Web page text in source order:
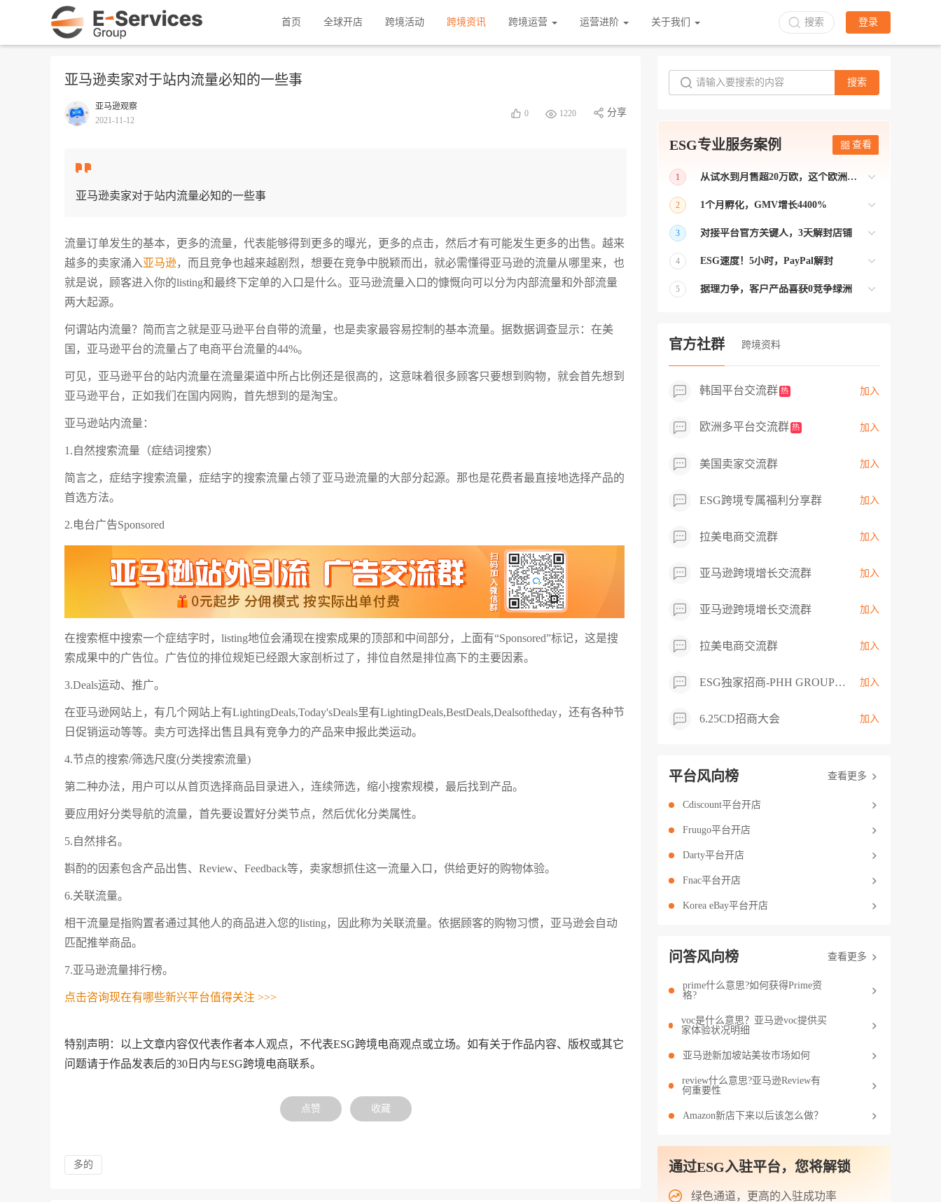
首页 全球开店 跨境活动 跨境资讯 跨境运营 运营进阶 关于我们 搜索 登录
亚马逊卖家对于站内流量必知的一些事
亚马逊观察
2021-11-12
0 1220 分享
亚马逊卖家对于站内流量必知的一些事
流量订单发生的基本，更多的流量，代表能够得到更多的曝光，更多的点击，然后才有可能发生更多的出售。越来
越多的卖家涌入亚马逊，而且竞争也越来越剧烈，想要在竞争中脱颖而出，就必需懂得亚马逊的流量从哪里来，也
就是说，顾客进入你的listing和最终下定单的入口是什么。亚马逊流量入口的慷慨向可以分为内部流量和外部流量
两大起源。
何谓站内流量？简而言之就是亚马逊平台自带的流量，也是卖家最容易控制的基本流量。据数据调查显示：在美
国，亚马逊平台的流量占了电商平台流量的44%。
可见，亚马逊平台的站内流量在流量渠道中所占比例还是很高的，这意味着很多顾客只要想到购物，就会首先想到
亚马逊平台，正如我们在国内网购，首先想到的是淘宝。
亚马逊站内流量：
1.自然搜索流量（症结词搜索）
简言之，症结字搜索流量，症结字的搜索流量占领了亚马逊流量的大部分起源。那也是花费者最直接地选择产品的
首选方法。
2.电台广告Sponsored
在搜索框中搜索一个症结字时，listing地位会涌现在搜索成果的顶部和中间部分，上面有“Sponsored”标记，这是搜
索成果中的广告位。广告位的排位规矩已经跟大家剖析过了，排位自然是排位高下的主要因素。
3.Deals运动、推广。
在亚马逊网站上，有几个网站上有LightingDeals,Today'sDeals里有LightingDeals,BestDeals,Dealsoftheday，还有各种节
日促销运动等等。卖方可选择出售且具有竞争力的产品来申报此类运动。
4.节点的搜索/筛选尺度(分类搜索流量)
第二种办法，用户可以从首页选择商品目录进入，连续筛选，缩小搜索规模，最后找到产品。
要应用好分类导航的流量，首先要设置好分类节点，然后优化分类属性。
5.自然排名。
斟酌的因素包含产品出售、Review、Feedback等，卖家想抓住这一流量入口，供给更好的购物体验。
6.关联流量。
相干流量是指购置者通过其他人的商品进入您的listing，因此称为关联流量。依据顾客的购物习惯，亚马逊会自动
匹配推举商品。
7.亚马逊流量排行榜。
点击咨询现在有哪些新兴平台值得关注 >>>
特别声明：以上文章内容仅代表作者本人观点，不代表ESG跨境电商观点或立场。如有关于作品内容、版权或其它
问题请于作品发表后的30日内与ESG跨境电商联系。
点赞 收藏
多的
搜索
ESG专业服务案例 查看
1
从试水到月售超20万欧，这个欧洲本土平台被低估了
2
1个月孵化，GMV增长4400%
业】 >> Gmarket卖家店铺经过ESG跨境客
3
对接平台官方关键人，3天解封店铺
跨境帮我解决了韩国平台店铺异常问题
4
ESG速度！5小时，PayPal解封
ESG拥有Paypal支付和Onbuy平台双绿通道
5
据理力争，客户产品喜获0竞争绿洲
取机会，卖家成功上架市场热卖而平台稀
缺产品，拓展了西班牙新商机！
官方社群 跨境资料
韩国平台交流群 热 加入
欧洲多平台交流群 热 加入
美国卖家交流群 加入
ESG跨境专属福利分享群 加入
拉美电商交流群 加入
亚马逊跨境增长交流群 加入
亚马逊跨境增长交流群 加入
拉美电商交流群 加入
ESG独家招商-PHH GROUP卖家交流群 加入
6.25CD招商大会 加入
平台风向榜 查看更多
Cdiscount平台开店
Fruugo平台开店
Darty平台开店
Fnac平台开店
Korea eBay平台开店
问答风向榜 查看更多
prime什么意思?如何获得Prime资
格?
voc是什么意思？亚马逊voc提供买
家体验状况明细
亚马逊新加坡站美妆市场如何
review什么意思?亚马逊Review有
何重要性
Amazon新店下来以后该怎么做？
通过ESG入驻平台，您将解锁
绿色通道，更高的入驻成功率